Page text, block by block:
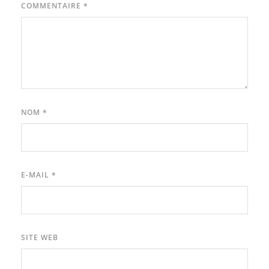
COMMENTAIRE *
NOM *
E-MAIL *
SITE WEB